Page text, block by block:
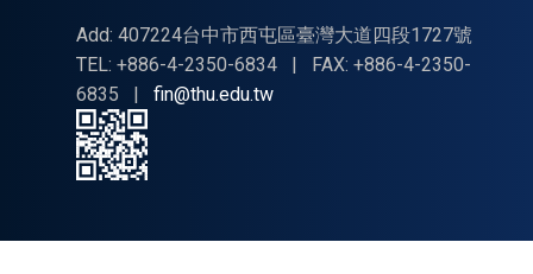
Add: 407224台中市西屯區臺灣大道四段1727號
TEL: +886-4-2350-6834
|
FAX: +886-4-2350-
6835
| fin@thu.edu.tw